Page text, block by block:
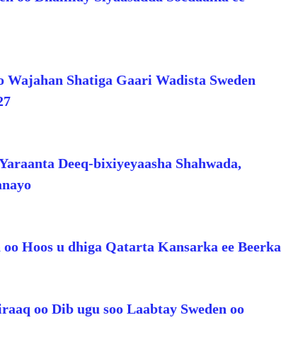
Wajahan Shatiga Gaari Wadista Sweden
Deeq-bixiyeyaasha Shahwada,
Hoos u dhiga Qatarta Kansarka ee Beerka
oo Dib ugu soo Laabtay Sweden oo